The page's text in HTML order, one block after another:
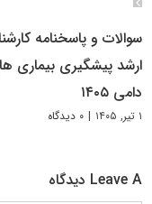
سوالات و پاسخنامه
ارشد پیشگیری بیماری
دامی ۱۴۰۵
۱ تیر, ۱۴۰۵ | ۰ دیدگاه
Leave A دیدگاه